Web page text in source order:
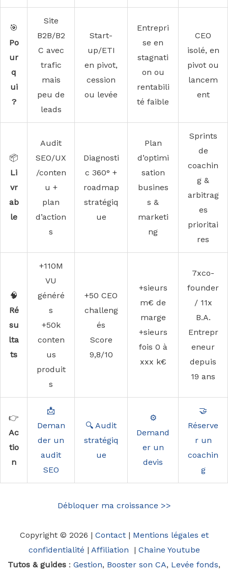
🎯
Po
ur
q
ui
?
Site
B2B/B2
C avec
trafic
mais
peu de
leads
Start-
up/ETI
en pivot,
cession
ou levée
Entrepri
se en
stagnati
on ou
rentabili
té faible
CEO
isolé, en
pivot ou
lancem
ent
📦
Li
vr
ab
le
Audit
SEO/UX
/conten
u +
plan
d’action
s
Diagnosti
c 360° +
roadmap
stratégiq
ue
Plan
d’optimi
sation
busines
s &
marketi
ng
Sprints
de
coachin
g &
arbitrag
es
prioritai
res
🧠
Ré
su
lta
ts
+110M
VU
généré
s
+50k
conten
us
produit
s
+50 CEO
challeng
és
Score
9,8/10
+sieurs
m€ de
marge
+sieurs
fois 0 à
xxx k€
7xco-
founder
/ 11x
B.A.
Entrepr
eneur
depuis
19 ans
👉
Ac
tio
n
📩
Deman
der un
audit
SEO
🔍 Audit
stratégiq
ue
⚙️
Demand
er un
devis
🤝
Réserve
r un
coachin
g
Débloquer ma croissance >>
Copyright © 2026 | Contact| Mentions légales et
confidentialité | Affiliation | Chaine Youtube
Tutos & guides : Gestion, Booster son CA, Levée fonds,